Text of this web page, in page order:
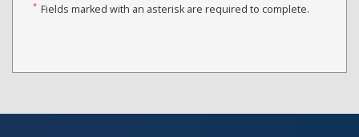
* Fields marked with an asterisk are required to complete.